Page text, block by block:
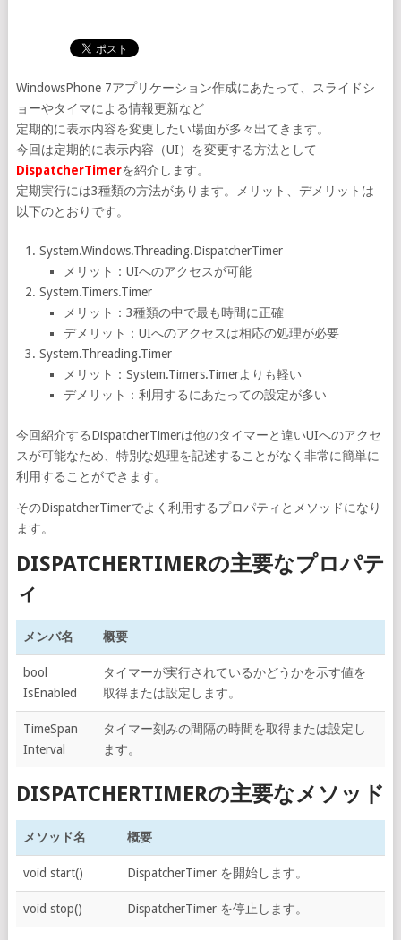
WindowsPhone 7アプリケーション作成にあたって、スライドシ
ョーやタイマによる情報更新など
定期的に表示内容を変更したい場面が多々出てきます。
今回は定期的に表示内容（UI）を変更する方法として
DispatcherTimerを紹介します。
定期実行には3種類の方法があります。メリット、デメリットは
以下のとおりです。
System.Windows.Threading.DispatcherTimer
メリット：UIへのアクセスが可能
System.Timers.Timer
メリット：3種類の中で最も時間に正確
デメリット：UIへのアクセスは相応の処理が必要
System.Threading.Timer
メリット：System.Timers.Timerよりも軽い
デメリット：利用するにあたっての設定が多い
今回紹介するDispatcherTimerは他のタイマーと違いUIへのアクセ
スが可能なため、特別な処理を記述することがなく非常に簡単に
利用することができます。
そのDispatcherTimerでよく利用するプロパティとメソッドになり
ます。
DISPATCHERTIMERの主要なプロパテ
ィ
メンバ名 概要
bool
IsEnabled
タイマーが実行されているかどうかを示す値を
取得または設定します。
TimeSpan
Interval
タイマー刻みの間隔の時間を取得または設定し
ます。
DISPATCHERTIMERの主要なメソッド
メソッド名 概要
void start() DispatcherTimer を開始します。
void stop() DispatcherTimer を停止します。